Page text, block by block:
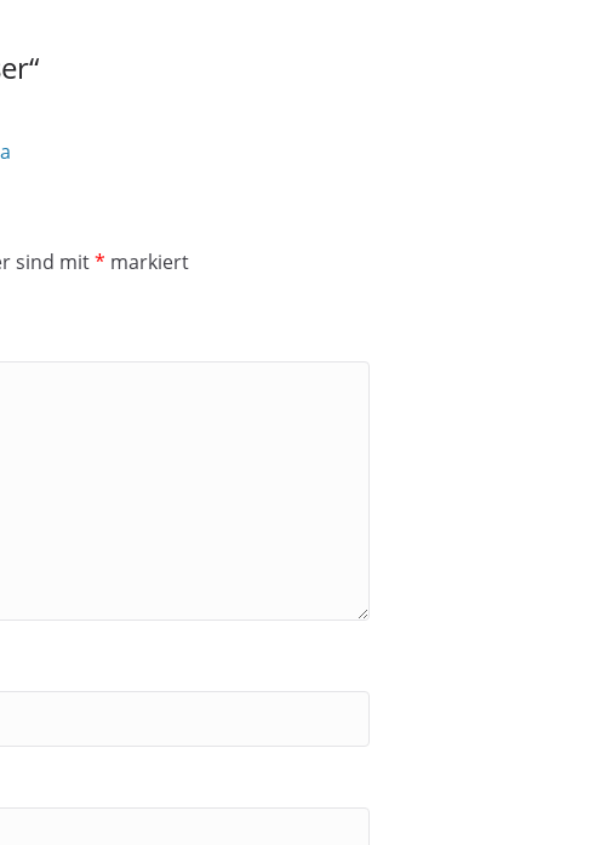
“
sind mit* markiert